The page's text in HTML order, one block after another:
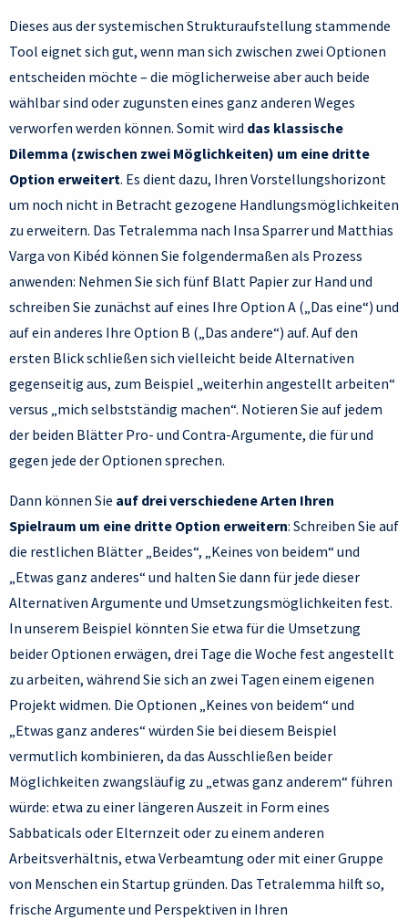
Dieses aus der systemischen Strukturaufstellung stammende
Tool eignet sich gut, wenn man sich zwischen zwei Optionen
entscheiden möchte – die möglicherweise aber auch beide
wählbar sind oder zugunsten eines ganz anderen Weges
verworfen werden können. Somit wird das klassische
Dilemma (zwischen zwei Möglichkeiten) um eine dritte
Option erweitert. Es dient dazu, Ihren Vorstellungshorizont
um noch nicht in Betracht gezogene Handlungsmöglichkeiten
zu erweitern. Das Tetralemma nach Insa Sparrer und Matthias
Varga von Kibéd können Sie folgendermaßen als Prozess
anwenden: Nehmen Sie sich fünf Blatt Papier zur Hand und
schreiben Sie zunächst auf eines Ihre Option A („Das eine“) und
auf ein anderes Ihre Option B („Das andere“) auf. Auf den
ersten Blick schließen sich vielleicht beide Alternativen
gegenseitig aus, zum Beispiel „weiterhin angestellt arbeiten“
versus „mich selbstständig machen“. Notieren Sie auf jedem
der beiden Blätter Pro- und Contra-Argumente, die für und
gegen jede der Optionen sprechen.
Dann können Sie auf drei verschiedene Arten Ihren
Spielraum um eine dritte Option erweitern: Schreiben Sie auf
die restlichen Blätter „Beides“, „Keines von beidem“ und
„Etwas ganz anderes“ und halten Sie dann für jede dieser
Alternativen Argumente und Umsetzungsmöglichkeiten fest.
In unserem Beispiel könnten Sie etwa für die Umsetzung
beider Optionen erwägen, drei Tage die Woche fest angestellt
zu arbeiten, während Sie sich an zwei Tagen einem eigenen
Projekt widmen. Die Optionen „Keines von beidem“ und
„Etwas ganz anderes“ würden Sie bei diesem Beispiel
vermutlich kombinieren, da das Ausschließen beider
Möglichkeiten zwangsläufig zu „etwas ganz anderem“ führen
würde: etwa zu einer längeren Auszeit in Form eines
Sabbaticals oder Elternzeit oder zu einem anderen
Arbeitsverhältnis, etwa Verbeamtung oder mit einer Gruppe
von Menschen ein Startup gründen. Das Tetralemma hilft so,
frische Argumente und Perspektiven in Ihren